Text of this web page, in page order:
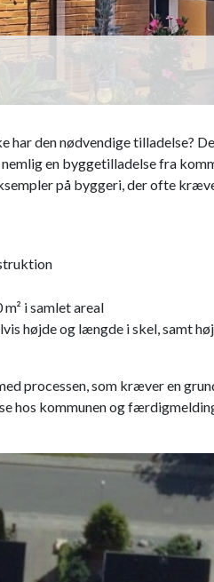
har den nødvendige tilladelse?
en byggetilladelse fra
på byggeri, der ofte
i samlet areal
højde og længde i skel, samt høj
processen, som kræver en
hos kommunen og